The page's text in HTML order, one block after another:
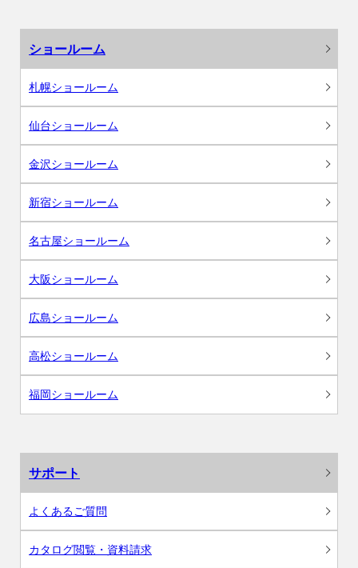
ショールーム
札幌ショールーム
仙台ショールーム
金沢ショールーム
新宿ショールーム
名古屋ショールーム
大阪ショールーム
広島ショールーム
高松ショールーム
福岡ショールーム
サポート
よくあるご質問
カタログ閲覧・資料請求